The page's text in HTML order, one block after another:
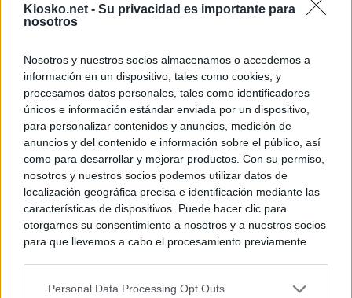
Kiosko.net - Su privacidad es importante para
nosotros
Nosotros y nuestros socios almacenamos o accedemos a
información en un dispositivo, tales como cookies, y
procesamos datos personales, tales como identificadores
únicos e información estándar enviada por un dispositivo,
para personalizar contenidos y anuncios, medición de
anuncios y del contenido e información sobre el público, así
como para desarrollar y mejorar productos. Con su permiso,
nosotros y nuestros socios podemos utilizar datos de
localización geográfica precisa e identificación mediante las
características de dispositivos. Puede hacer clic para
otorgarnos su consentimiento a nosotros y a nuestros socios
para que llevemos a cabo el procesamiento previamente
negar su consentimiento. Tenga en cuenta que algún
Personal Data Processing Opt Outs